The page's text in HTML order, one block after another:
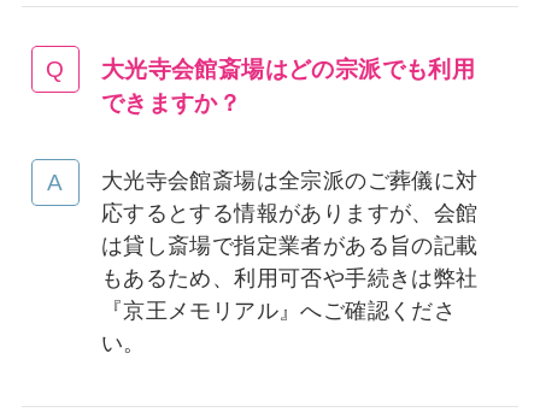
大光寺会館斎場はどの宗派でも利用
できますか？
大光寺会館斎場は全宗派のご葬儀に対
応するとする情報がありますが、会館
は貸し斎場で指定業者がある旨の記載
もあるため、利用可否や手続きは弊社
『京王メモリアル』へご確認くださ
い。